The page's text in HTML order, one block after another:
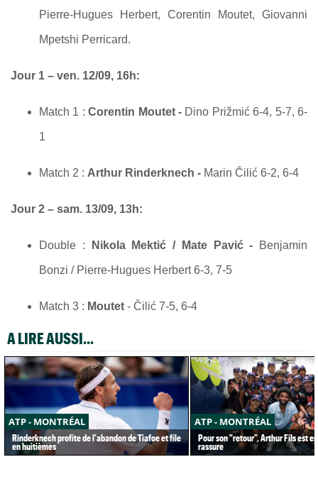
Pierre-Hugues Herbert, Corentin Moutet, Giovanni
Mpetshi Perricard.
Jour 1 – ven. 12/09, 16h:
Match 1 : Corentin Moutet - Dino Prižmić 6-4, 5-7, 6-
1
Match 2 : Arthur Rinderknech - Marin Čilić 6-2, 6-4
Jour 2 – sam. 13/09, 13h:
Double : Nikola Mektić / Mate Pavić - Benjamin
Bonzi / Pierre-Hugues Herbert 6-3, 7-5
Match 3 : Moutet - Čilić 7-5, 6-4
A LIRE AUSSI...
ATP - MONTRÉAL
Rinderknech profite de l'abandon de Tiafoe et file
en huitièmes
ATP - MONTRÉAL
Pour son "retour", Arthur Fils est
rassure